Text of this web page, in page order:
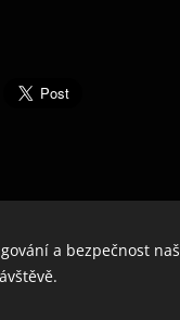
a bezpečnost